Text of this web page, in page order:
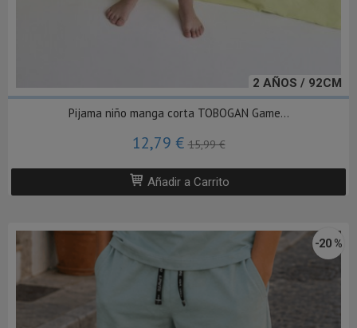
2 AÑOS / 92CM
Pijama niño manga corta TOBOGAN Game...
12,79 €15,99 €
Añadir a Carrito
-20 %